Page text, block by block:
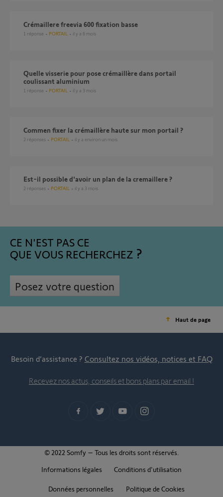
Crémaillere freevia 600 fixation basse
1 réponse PORTAIL il y a 6 mois
Quelle visserie pour pose crémaillère dans portail
coulissant aluminium
1 réponse PORTAIL il y a 3 mois
Commen fixer la crémaillère haute sur mon portail ?
2 réponses PORTAIL il y a environ un mois
Est-il possible d'avoir un plan de la cremaillere ?
2 réponses PORTAIL il y a 3 mois
CE N'EST PAS CE
QUE VOUS RECHERCHEZ
Posez votre question
Haut de page
Besoin d’assistance ? Consultez nos vidéos, notices et FAQ
Recevez nos actus, conseils et bons plans par email !
© 2022 Somfy – Tous les droits sont réservés.
Informations légales
Conditions d'utilisation
Données personnelles Politique de Cookies